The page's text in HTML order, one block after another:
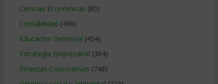
Ciencias Económicas (80)
Contabilidad (466)
Educacion Gerencial (454)
Estrategia Empresarial (304)
Finanzas Corporativas (748)